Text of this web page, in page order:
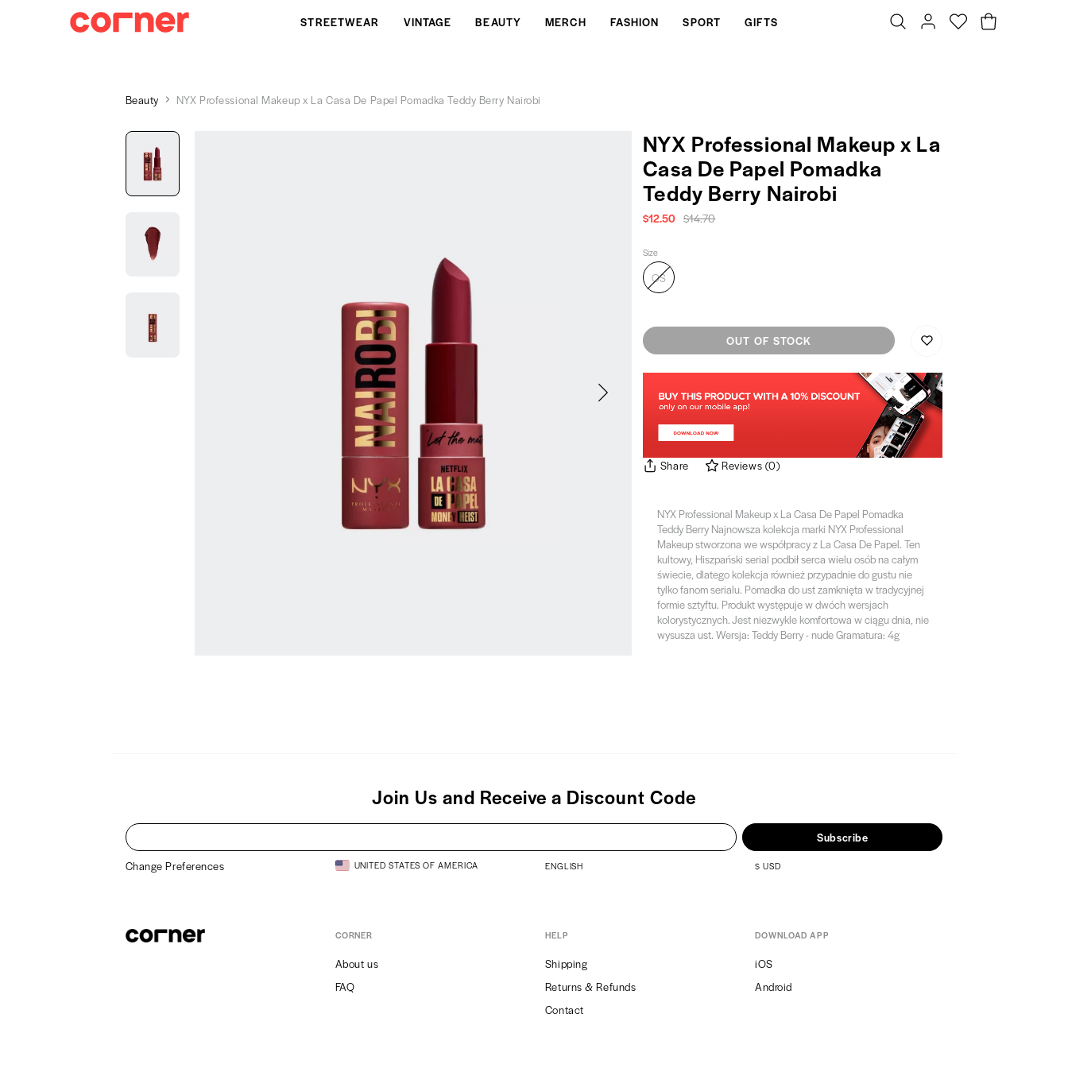
STREETWEAR VINTAGE BEAUTY MERCH FASHION SPORT GIFTS
Beauty NYX Professional Makeup x La Casa De Papel Pomadka Teddy Berry Nairobi
NYX Professional Makeup x La
Casa De Papel Pomadka
Teddy Berry Nairobi
$12.50 $14.70
Size
OS
OUT OF STOCK
Share Reviews (0)
NYX Professional Makeup x La Casa De Papel Pomadka
Teddy Berry Najnowsza kolekcja marki NYX Professional
Makeup stworzona we współpracy z La Casa De Papel. Ten
kultowy, Hiszpański serial podbił serca wielu osób na całym
świecie, dlatego kolekcja również przypadnie do gustu nie
tylko fanom serialu. Pomadka do ust zamknięta w tradycyjnej
formie sztyftu. Produkt występuje w dwóch wersjach
kolorystycznych. Jest niezwykle komfortowa w ciągu dnia, nie
wysusza ust. Wersja: Teddy Berry - nude Gramatura: 4g
Join Us and Receive a Discount Code
Subscribe
Change Preferences
UNITED STATES OF AMERICA ENGLISH $ USD
CORNER
About us
FAQ
HELP
Shipping
Returns & Refunds
Contact
DOWNLOAD APP
iOS
Android